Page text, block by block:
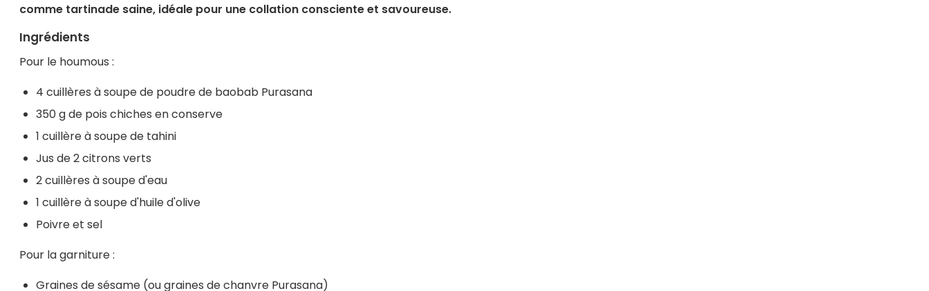
comme tartinade saine, idéale pour une collation consciente et savoureuse.
Ingrédients
Pour le houmous :
4 cuillères à soupe de poudre de baobab Purasana
350 g de pois chiches en conserve
1 cuillère à soupe de tahini
Jus de 2 citrons verts
2 cuillères à soupe d'eau
1 cuillère à soupe d'huile d'olive
Poivre et sel
Pour la garniture :
Graines de sésame (ou graines de chanvre Purasana)